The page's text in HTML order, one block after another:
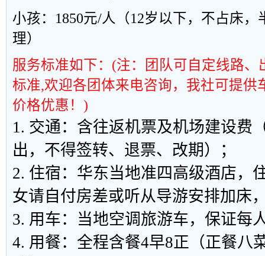
小孩：1850元/人（12岁以下，不占床，
理）
服务标准如下： (注：团队可自定线路、
标准,欢迎各团体来电咨询，我社可提供
价格优惠！ )
1. 交通：含往返机票及机场建设费
出，不得签转、退票、改期）；
2. 住宿：华东当地准四高级酒店，
女请自付房差或听从导游安排加床
3. 用车：当地空调旅游车，保证每
4. 用餐：全程含餐4早8正（正餐八